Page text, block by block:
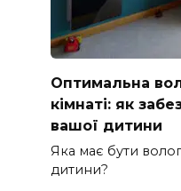
Оптимальна
кімнаті: як
вашої дитини
Яка має бути
дитини?